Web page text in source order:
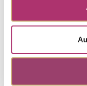
Armband ·
0,06ct H/SI · 18